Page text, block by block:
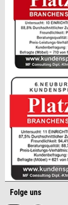
Folge uns